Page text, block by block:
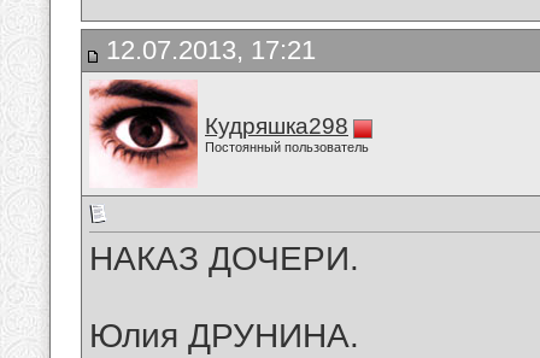
12.07.2013, 17:21
Кудряшка298
Постоянный пользователь
НАКАЗ ДОЧЕРИ.
Юлия ДРУНИНА.